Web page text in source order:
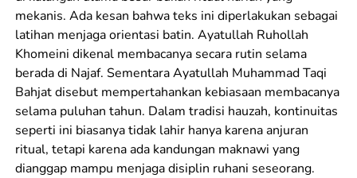
mekanis. Ada kesan bahwa teks ini diperlakukan sebagai
latihan menjaga orientasi batin. Ayatullah Ruhollah
Khomeini dikenal membacanya secara rutin selama
berada di Najaf. Sementara Ayatullah Muhammad Taqi
Bahjat disebut mempertahankan kebiasaan membacanya
selama puluhan tahun. Dalam tradisi hauzah, kontinuitas
seperti ini biasanya tidak lahir hanya karena anjuran
ritual, tetapi karena ada kandungan maknawi yang
dianggap mampu menjaga disiplin ruhani seseorang.